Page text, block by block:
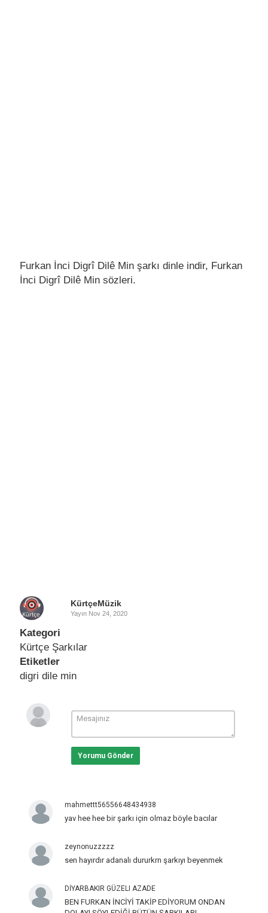
Furkan İnci Digrî Dilê Min şarkı dinle indir, Furkan
İnci Digrî Dilê Min sözleri.
KürtçeMüzik
Yayın Nov 24, 2020
Kategori
Kürtçe Şarkılar
Etiketler
digri dile min
Yorumu Gönder
mahmettt56556648434938
yav hee hee bir şarkı için olmaz böyle bacılar
zeynonuzzzzz
sen hayırdır adanalı dururkrn şarkıyı beyenmek
DİYARBAKIR GÜZELI AZADE
BEN FURKAN İNCİYİ TAKİP EDİYORUM ONDAN